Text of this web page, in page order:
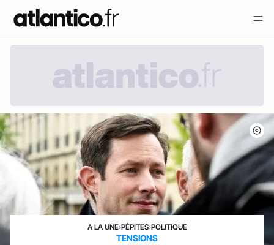
A LA UNE›PÉPITES›POLITIQUE
TENSIONS